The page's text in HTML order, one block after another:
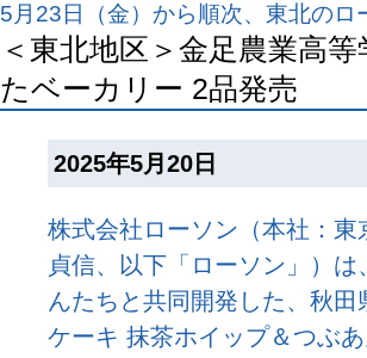
5月23日（金）から順次、東北のロ
＜東北地区＞金足農業高
たベーカリー 2品発売
2025年5月20日
株式会社ローソン（本社：
貞信、以下「ローソン」）
んたちと共同開発した、秋
ケーキ 抹茶ホイップ＆つぶ